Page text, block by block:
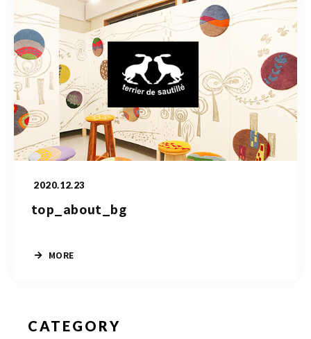
2020.12.23
top_about_bg
MORE
CATEGORY